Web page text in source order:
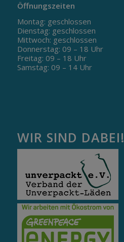
Öffnungszeiten
Montag: geschlossen
Dienstag: geschlossen
Mittwoch: geschlossen
Donnerstag: 09 – 18 Uhr
Freitag: 09 – 18 Uhr
Samstag: 09 – 14 Uhr
WIR SIND DABEI!